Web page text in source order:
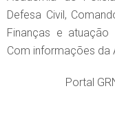
Defesa Civil,
Finanças e
Com informações da
Portal